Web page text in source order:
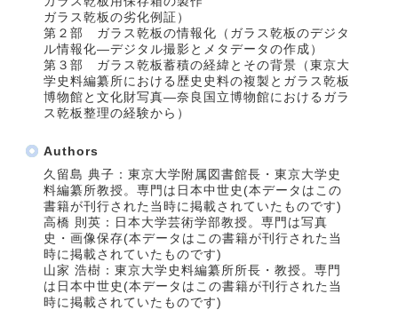
ガラス乾板の劣化例証）
第２部 ガラス乾板の情報化（ガラス乾板のデジタ
ル情報化―デジタル撮影とメタデータの作成）
第３部 ガラス乾板蓄積の経緯とその背景（東京大
学史料編纂所における歴史史料の複製とガラス乾板
博物館と文化財写真―奈良国立博物館におけるガラ
ス乾板整理の経験から）
Authors
久留島 典子：東京大学附属図書館長・東京大学史
料編纂所教授。専門は日本中世史(本データはこの
書籍が刊行された当時に掲載されていたものです)
高橋 則英：日本大学芸術学部教授。専門は写真
史・画像保存(本データはこの書籍が刊行された当
時に掲載されていたものです)
山家 浩樹：東京大学史料編纂所所長・教授。専門
は日本中世史(本データはこの書籍が刊行された当
時に掲載されていたものです)